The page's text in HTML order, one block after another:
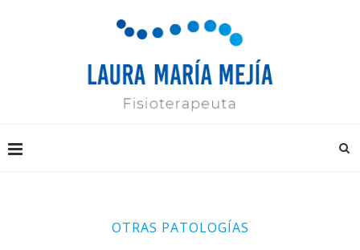
OTRAS PATOLOGÍAS